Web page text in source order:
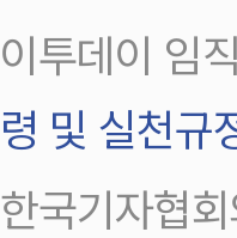
이투데이 임
령 및 실천규
한국기자협